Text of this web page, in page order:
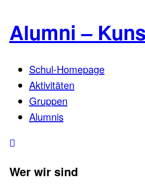
Alumni –
Schul-Homepage
Aktivitäten
Gruppen
Alumnis
Wer wir sind